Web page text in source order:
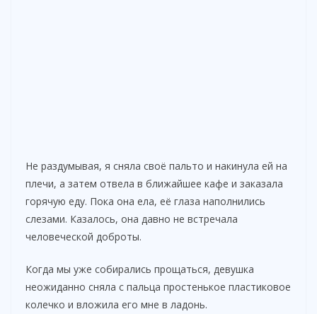
Не раздумывая, я сняла своё пальто и накинула ей на
плечи, а затем отвела в ближайшее кафе и заказала
горячую еду. Пока она ела, её глаза наполнились
слезами. Казалось, она давно не встречала
человеческой доброты.
Когда мы уже собирались прощаться, девушка
неожиданно сняла с пальца простенькое пластиковое
колечко и вложила его мне в ладонь.